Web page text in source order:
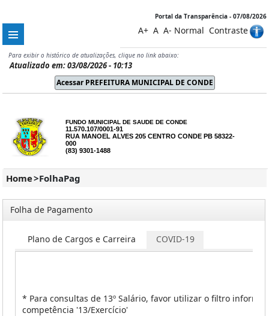
Portal da Transparência - 07/08/2026
A+ A A- Normal Contraste
Para exibir o histórico de atualizações, clique no link abaixo:
Atualizado em: 03/08/2026 - 10:13
FUNDO MUNICIPAL DE SAUDE DE CONDE
11.570.107/0001-91
RUA MANOEL ALVES 205 CENTRO CONDE PB 58322-
000
(83) 9301-1488
Home>FolhaPag
Folha de Pagamento
Plano de Cargos e Carreira COVID-19
* Para consultas de 13º Salário, favor utilizar o filtro
competência '13/Exercício'